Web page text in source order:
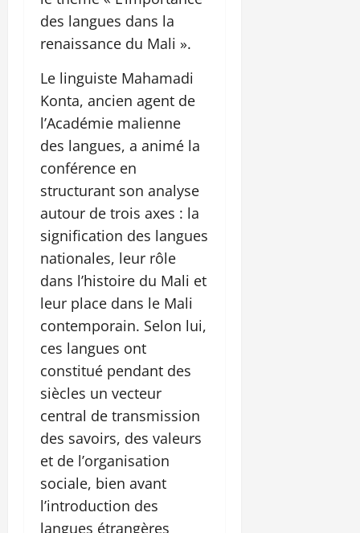
des langues dans la
renaissance du Mali ».
Le linguiste Mahamadi
Konta, ancien agent de
l’Académie malienne
des langues, a animé la
conférence en
structurant son analyse
autour de trois axes : la
signification des langues
nationales, leur rôle
dans l’histoire du Mali et
leur place dans le Mali
contemporain. Selon lui,
ces langues ont
constitué pendant des
siècles un vecteur
central de transmission
des savoirs, des valeurs
et de l’organisation
sociale, bien avant
l’introduction des
langues étrangères